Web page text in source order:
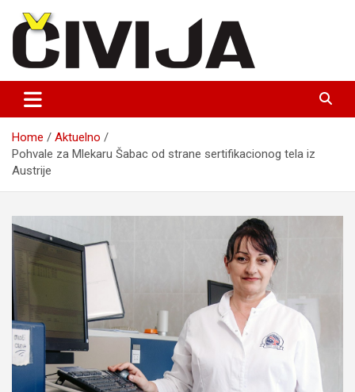
content
Čivija online
Home
Aktuelno
Pohvale za Mlekaru Šabac od strane sertifikacionog tela iz
Austrije